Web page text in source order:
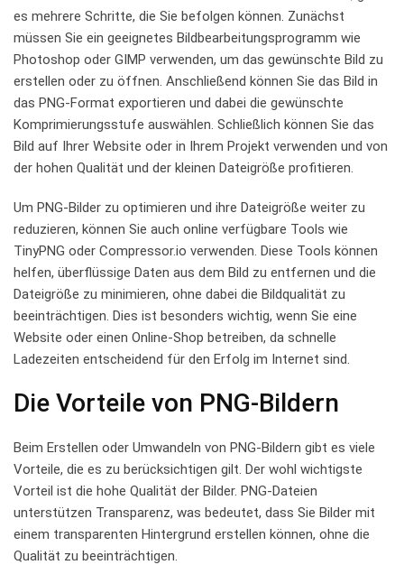
⁣es mehrere Schritte, die Sie ‍befolgen können. Zunächst
müssen Sie ⁤ein geeignetes ‍Bildbearbeitungsprogramm wie
Photoshop ⁤oder GIMP ⁢verwenden, ⁤um‌ das ‌gewünschte ⁢Bild‌ zu
⁣erstellen oder zu‍ öffnen. Anschließend können Sie ‌das Bild in
das ⁣PNG-Format ⁣exportieren und dabei die gewünschte
Komprimierungsstufe auswählen. ⁤Schließlich⁣ können Sie das
Bild auf Ihrer ⁣Website oder in Ihrem ⁤Projekt verwenden ‍und von
der hohen ‌Qualität und der kleinen​ Dateigröße ‍profitieren.
Um⁣ PNG-Bilder zu ‌optimieren und ⁤ihre Dateigröße ⁤weiter zu​
reduzieren,⁤ können Sie auch online verfügbare Tools⁢ wie
⁣TinyPNG​ oder Compressor.io verwenden. Diese Tools können
helfen, überflüssige ‌Daten aus dem Bild ‌zu⁣ entfernen‌ und ⁤die
Dateigröße zu minimieren, ohne dabei die Bildqualität zu
beeinträchtigen.‌ Dies ist besonders wichtig, wenn Sie eine
Website ​oder ⁤einen Online-Shop betreiben, ⁣da schnelle
Ladezeiten entscheidend ‌für ⁢den Erfolg⁢ im ⁣Internet sind.
Die⁤ Vorteile von PNG-Bildern
Beim Erstellen oder Umwandeln ⁤von PNG-Bildern gibt es ⁤viele
Vorteile, die es zu⁢ berücksichtigen⁢ gilt. Der ⁣wohl wichtigste⁢
Vorteil⁣ ist die hohe ⁤Qualität ⁣der ⁢Bilder. ‍PNG-Dateien
‍unterstützen Transparenz, ⁣was bedeutet, dass Sie Bilder mit
einem ⁣transparenten Hintergrund erstellen können, ohne die⁢
Qualität zu beeinträchtigen.